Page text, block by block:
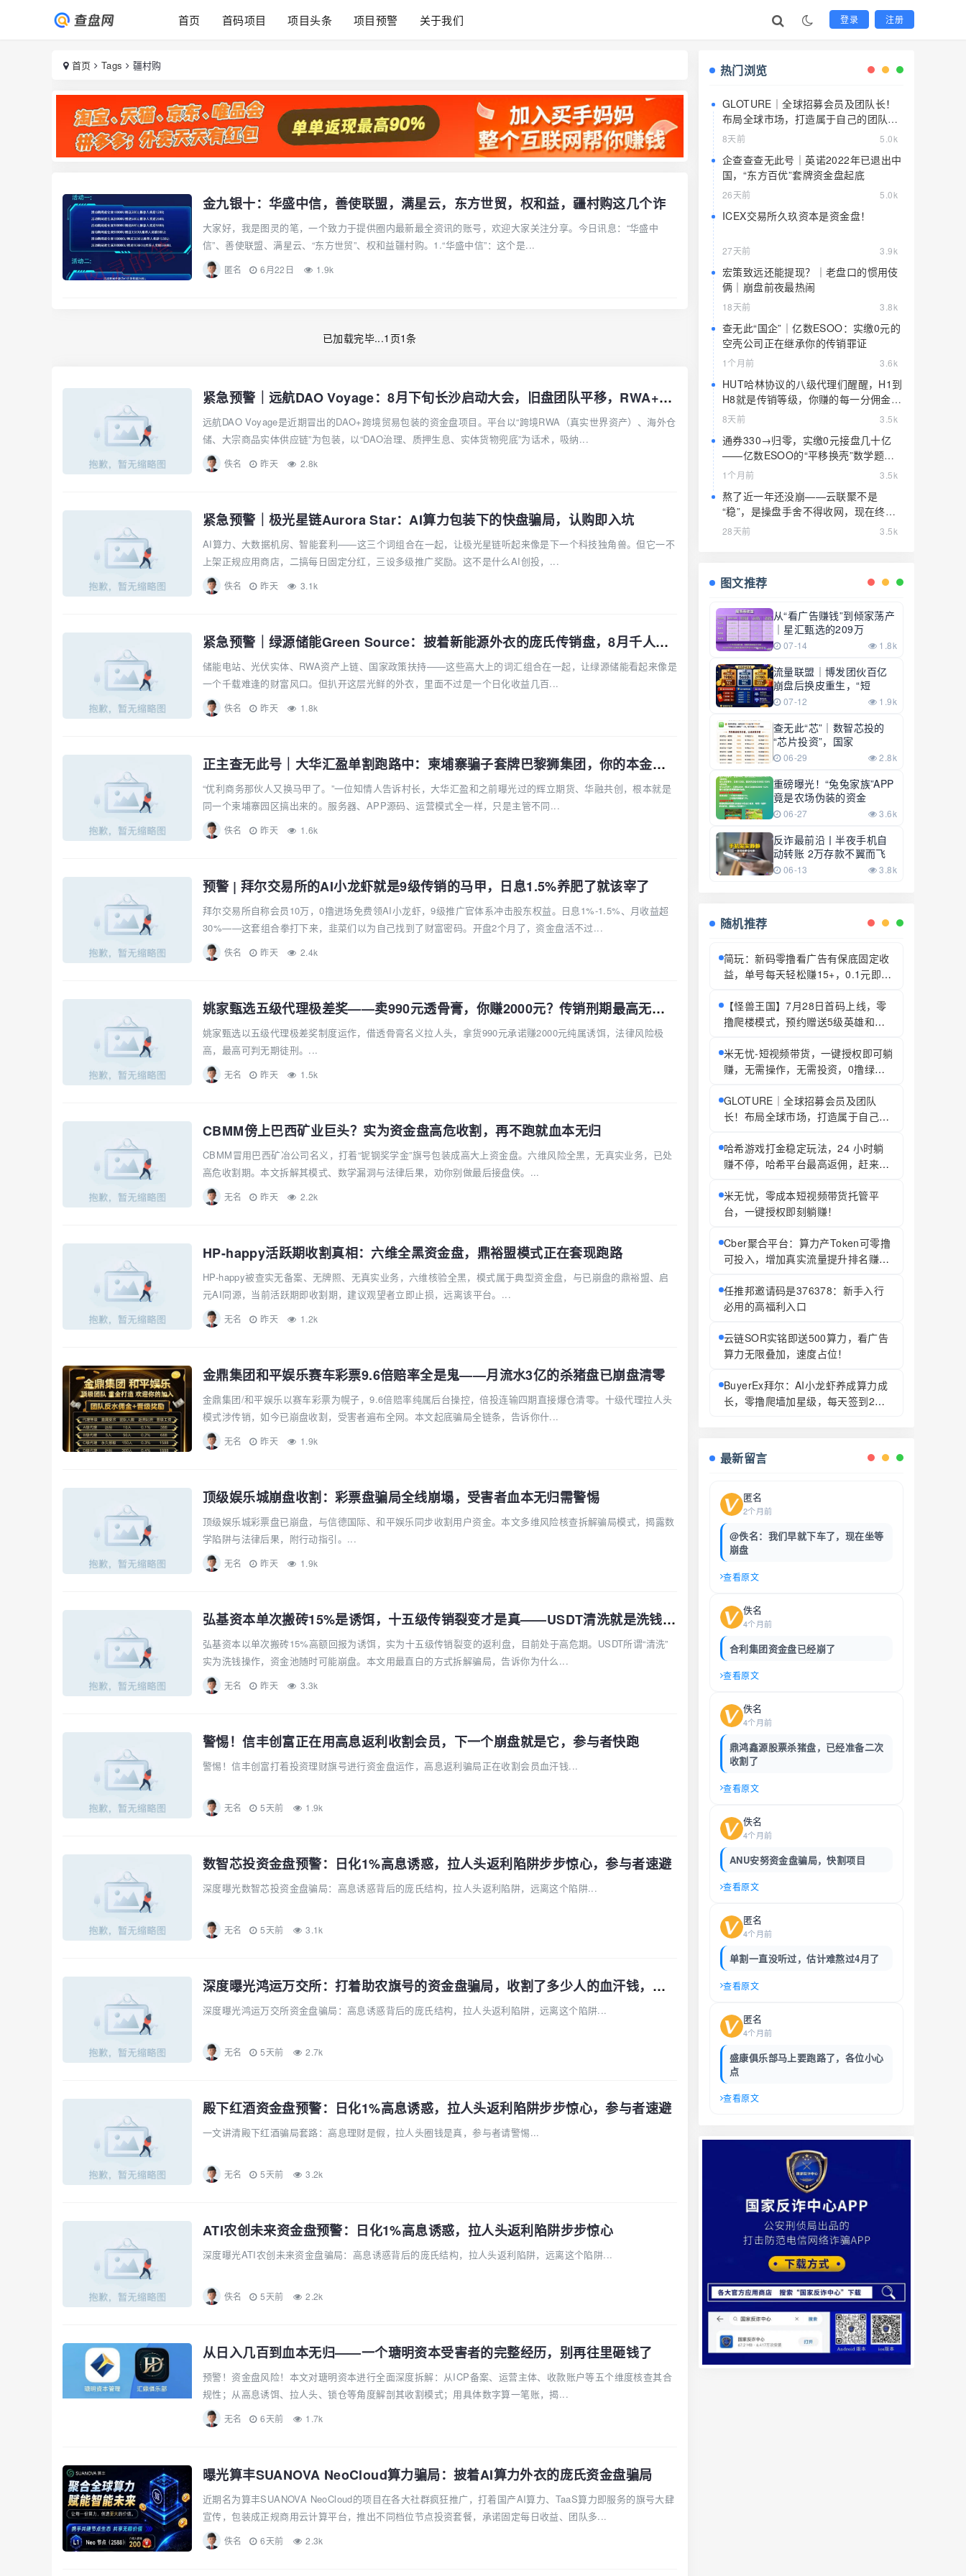
首页 首码项目 项目头条 项目预警 关于我们 登录 注册
首页 Tags 疆村购
金九银十：华盛中信，善使联盟，满星云，东方世贸，权和益，疆村购这几个诈
大家好，我是图灵的笔，一个致力于提供圈内最新最全资讯的账号，欢迎大家关注分享。今日讯息：“华盛中
信”、善使联盟、满星云、“东方世贸”、权和益疆村购。1.“华盛中信”：这个是...
匿名 6月22日 1.9k
已加载完毕...1页1条
紧急预警｜远航DAO Voyage：8月下旬长沙启动大会，旧盘团队平移，RWA+大宗商品包装——又是庞氏滚盘的老剧本
远航DAO Voyage是近期冒出的DAO+跨境贸易包装的资金盘项目。平台以“跨境RWA（真实世界资产）、海外仓
储、大宗商品实体供应链”为包装，以“DAO治理、质押生息、实体货物兜底”为话术，吸纳...
佚名 昨天 2.8k
紧急预警｜极光星链Aurora Star：AI算力包装下的快盘骗局，认购即入坑
AI算力、大数据机房、智能套利——这三个词组合在一起，让极光星链听起来像是下一个科技独角兽。但它一不
上架正规应用商店，二搞每日固定分红，三设多级推广奖励。这不是什么AI创投，...
佚名 昨天 3.1k
紧急预警｜绿源储能Green Source：披着新能源外衣的庞氏传销盘，8月千人大会就是收割信号
储能电站、光伏实体、RWA资产上链、国家政策扶持——这些高大上的词汇组合在一起，让绿源储能看起来像是
一个千载难逢的财富风口。但扒开这层光鲜的外衣，里面不过是一个日化收益几百...
佚名 昨天 1.8k
正主查无此号｜大华汇盈单割跑路中：柬埔寨骗子套牌巴黎狮集团，你的本金已清零
“优利商务那伙人又换马甲了。”一位知情人告诉村长，大华汇盈和之前曝光过的辉立期货、华融共创，根本就是
同一个柬埔寨园区搞出来的。服务器、APP源码、运营模式全一样，只是主管不同...
佚名 昨天 1.6k
预警 | 拜尔交易所的AI小龙虾就是9级传销的马甲，日息1.5%养肥了就该宰了
拜尔交易所自称会员10万，0撸进场免费领AI小龙虾，9级推广官体系冲击股东权益。日息1%-1.5%、月收益超
30%——这套组合拳打下来，韭菜们以为自己找到了财富密码。开盘2个月了，资金盘活不过...
佚名 昨天 2.4k
姚家甄选五级代理极差奖——卖990元透骨膏，你赚2000元？传销刑期最高无期，自己算
姚家甄选以五级代理极差奖制度运作，借透骨膏名义拉人头，拿货990元承诺赚2000元纯属诱饵，法律风险极
高，最高可判无期徒刑。...
无名 昨天 1.5k
CBMM傍上巴西矿业巨头？实为资金盘高危收割，再不跑就血本无归
CBMM冒用巴西矿冶公司名义，打着“铌钢奖学金”旗号包装成高大上资金盘。六维风险全黑，无真实业务，已处
高危收割期。本文拆解其模式、数学漏洞与法律后果，劝你别做最后接盘侠。...
无名 昨天 2.2k
HP-happy活跃期收割真相：六维全黑资金盘，鼎裕盟模式正在套现跑路
HP-happy被查实无备案、无牌照、无真实业务，六维核验全黑，模式属于典型资金盘，与已崩盘的鼎裕盟、启
元AI同源，当前活跃期即收割期，建议观望者立即止损，远离该平台。...
无名 昨天 1.2k
金鼎集团和平娱乐赛车彩票9.6倍赔率全是鬼——月流水3亿的杀猪盘已崩盘清零
金鼎集团/和平娱乐以赛车彩票为幌子，9.6倍赔率纯属后台操控，倍投连输四期直接爆仓清零。十级代理拉人头
模式涉传销，如今已崩盘收割，受害者遍布全网。本文起底骗局全链条，告诉你什...
无名 昨天 1.9k
顶级娱乐城崩盘收割：彩票盘骗局全线崩塌，受害者血本无归需警惕
顶级娱乐城彩票盘已崩盘，与信德国际、和平娱乐同步收割用户资金。本文多维风险核查拆解骗局模式，揭露数
学陷阱与法律后果，附行动指引。...
无名 昨天 1.9k
弘基资本单次搬砖15%是诱饵，十五级传销裂变才是真——USDT清洗就是洗钱公告，趁资金池没爆赶紧撤
弘基资本以单次搬砖15%高额回报为诱饵，实为十五级传销裂变的返利盘，目前处于高危期。USDT所谓“清洗”
实为洗钱操作，资金池随时可能崩盘。本文用最直白的方式拆解骗局，告诉你为什么...
无名 昨天 3.3k
警惕！信丰创富正在用高息返利收割会员，下一个崩盘就是它，参与者快跑
警惕！信丰创富打着投资理财旗号进行资金盘运作，高息返利骗局正在收割会员血汗钱...
无名 5天前 1.9k
数智芯投资金盘预警：日化1%高息诱惑，拉人头返利陷阱步步惊心，参与者速避
深度曝光数智芯投资金盘骗局：高息诱惑背后的庞氏结构，拉人头返利陷阱，远离这个陷阱...
无名 5天前 3.1k
深度曝光鸿运万交所：打着助农旗号的资金盘骗局，收割了多少人的血汗钱，远离！
深度曝光鸿运万交所资金盘骗局：高息诱惑背后的庞氏结构，拉人头返利陷阱，远离这个陷阱...
无名 5天前 2.7k
殿下红酒资金盘预警：日化1%高息诱惑，拉人头返利陷阱步步惊心，参与者速避
一文讲清殿下红酒骗局套路：高息理财是假，拉人头圈钱是真，参与者请警惕...
无名 5天前 3.2k
ATI农创未来资金盘预警：日化1%高息诱惑，拉人头返利陷阱步步惊心
深度曝光ATI农创未来资金盘骗局：高息诱惑背后的庞氏结构，拉人头返利陷阱，远离这个陷阱...
佚名 5天前 2.2k
从日入几百到血本无归——一个瑭明资本受害者的完整经历，别再往里砸钱了
预警！资金盘风险！本文对瑭明资本进行全面深度拆解：从ICP备案、运营主体、收款账户等五个维度核查其合
规性；从高息诱饵、拉人头、锁仓等角度解剖其收割模式；用具体数字算一笔账，揭...
无名 6天前 1.7k
曝光算丰SUANOVA NeoCloud算力骗局：披着AI算力外衣的庞氏资金盘骗局
近期名为算丰SUANOVA NeoCloud的项目在各大社群疯狂推广，打着国产AI算力、TaaS算力即服务的旗号大肆
宣传，包装成正规商用云计算平台，推出不同档位节点投资套餐，承诺固定每日收益、团队多...
佚名 6天前 2.3k
热门浏览
GLOTURE｜全球招募会员及团队长！
布局全球市场，打造属于自己的团队事
业，想增加收入？想打造团队？加入
8天前 5.0k
企查查查无此号｜英诺2022年已退出中
国，“东方百优”套牌资金盘起底
26天前 5.0k
ICEX交易所久玖资本是资金盘！
27天前 3.9k
宏策致远还能提现？｜老盘口的惯用伎
俩｜崩盘前夜最热闹
18天前 3.8k
查无此“国企”｜亿数ESOO：实缴0元的
空壳公司正在继承你的传销罪证
1个月前 3.6k
HUT哈林协议的八级代理们醒醒，H1到
H8就是传销等级，你赚的每一分佣金都
是赃款
8天前 3.5k
通券330→归零，实缴0元接盘几十亿
——亿数ESOO的“平移换壳”数学题，
算完就赶紧跑
1个月前 3.5k
熬了近一年还没崩——云联聚不是
“稳”，是操盘手舍不得收网，现在终于
要收了
28天前 3.5k
图文推荐
从“看广告赚钱”到倾家荡产
｜星汇甄选的209万
07-14 1.8k
流量联盟｜博发团伙百亿
崩盘后换皮重生，“短
07-12 1.9k
查无此“芯”｜数智芯投的
“芯片投资”，国家
06-29 2.8k
重磅曝光！“兔兔家族”APP
竟是农场伪装的资金
06-27 3.6k
反诈最前沿丨半夜手机自
动转账 2万存款不翼而飞
06-13 3.8k
随机推荐
简玩：新码零撸看广告有保底固定收
益，单号每天轻松赚15+，0.1元即可
【怪兽王国】7月28日首码上线，零
撸爬楼模式，预约赠送5级英雄和红
长，拉群有福利
米无忧-短视频带货，一键授权即可躺
赚，无需操作，无需投资，0撸绿色
GLOTURE｜全球招募会员及团队
长！布局全球市场，打造属于自己的
队？加入 GLOTURE！
哈希游戏打金稳定玩法，24 小时躺
赚不停，哈希平台最高返佣，赶来你
米无忧，零成本短视频带货托管平
台，一键授权即刻躺赚！
Cber聚合平台：算力产Token可零撸
可投入，增加真实流量提升排名赚管
任推邦邀请码是376378：新手入行
必用的高福利入口
云链SOR实铭即送500算力，看广告
算力无限叠加，速度占位！
BuyerEx拜尔：AI小龙虾养成算力成
长，零撸爬墙加星级，每天签到2次
最新留言
匿名
2个月前
@佚名：我们早就下车了，现在坐等
崩盘
查看原文
佚名
4个月前
合利集团资金盘已经崩了
查看原文
佚名
4个月前
鼎鸿鑫源股票杀猪盘，已经准备二次
收割了
查看原文
佚名
4个月前
ANU安努资金盘骗局，快割项目
查看原文
匿名
4个月前
单割一直没听过，估计难熬过4月了
查看原文
匿名
4个月前
盛康俱乐部马上要跑路了，各位小心
点
查看原文